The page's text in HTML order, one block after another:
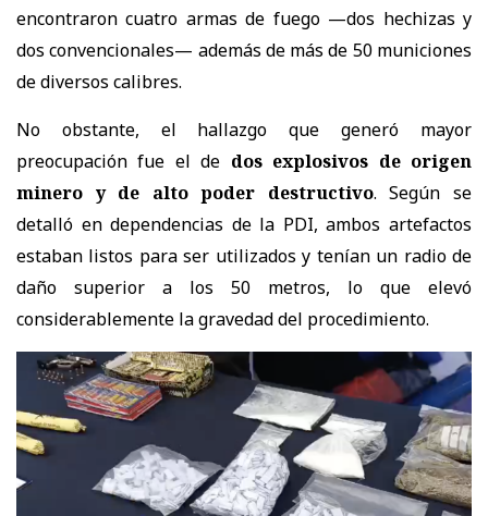
encontraron cuatro armas de fuego —dos hechizas y
dos convencionales— además de más de 50 municiones
de diversos calibres.
No obstante, el hallazgo que generó mayor
preocupación fue el de dos explosivos de origen
minero y de alto poder destructivo. Según se
detalló en dependencias de la PDI, ambos artefactos
estaban listos para ser utilizados y tenían un radio de
daño superior a los 50 metros, lo que elevó
considerablemente la gravedad del procedimiento.